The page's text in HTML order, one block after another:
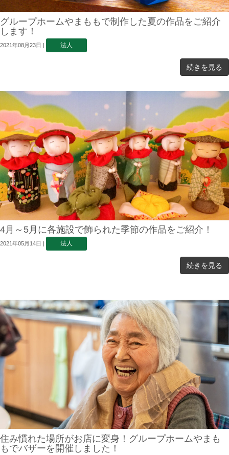
グループホームやまももで制作した夏の作品をご紹介
します！
2021年08月23日 | 法人
続きを見る
4月～5月に各施設で飾られた季節の作品をご紹介！
2021年05月14日 法人
続きを見る
住み慣れた場所がお店に変身！グループホームやまも
もでバザーを開催しました！